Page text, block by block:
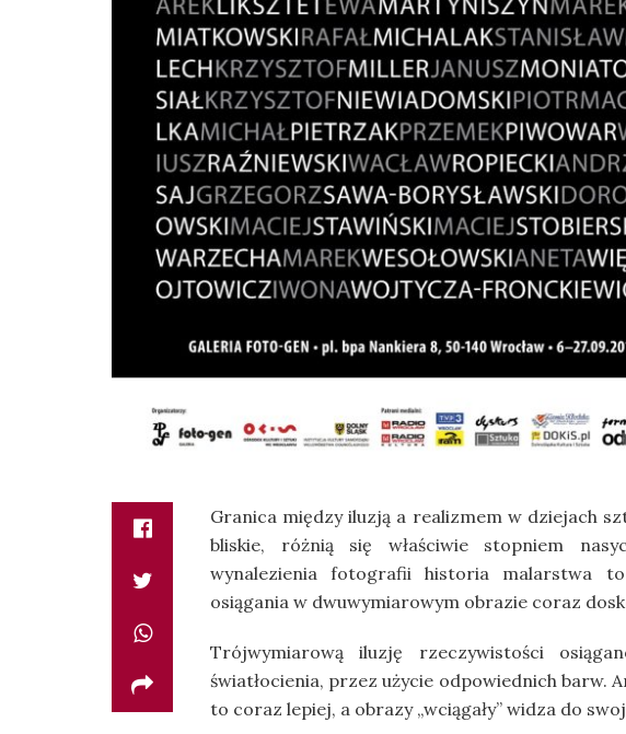
Granica między iluzją a realizmem w dziejach
bliskie, różnią się właściwie stopniem
wynalezienia fotografii historia malarstwa
osiągania w dwuwymiarowym obrazie coraz
Trójwymiarową iluzję rzeczywistości
światłocienia, przez użycie odpowiednich barw.
to coraz lepiej, a obrazy „wciągały” widza do